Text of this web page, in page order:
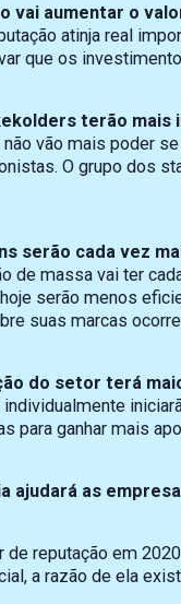
vai aumentar o
atinja real
que os
terão mais
vão mais poder
O grupo dos
serão cada vez
de massa vai ter
serão menos
suas marcas
do setor terá
para ganhar mais
ajudará as
de reputação em
a razão de ela